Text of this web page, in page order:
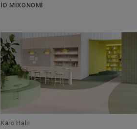
ID MIXONOMI
Karo Halı